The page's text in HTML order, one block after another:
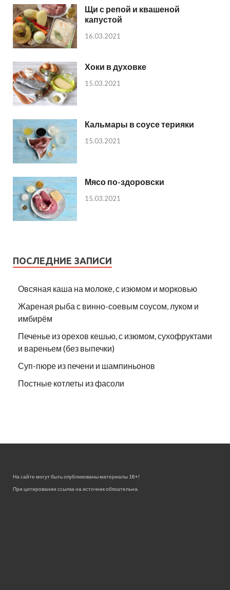
Щи с репой и квашеной
капустой
16.03.2021
Хоки в духовке
15.03.2021
Кальмары в соусе терияки
15.03.2021
Мясо по-здоровски
15.03.2021
ПОСЛЕДНИЕ ЗАПИСИ
Овсяная каша на молоке, с изюмом и морковью
Жареная рыба с винно-соевым соусом, луком и
имбирём
Печенье из орехов кешью, с изюмом, сухофруктами
и вареньем (без выпечки)
Суп-пюре из печени и шампиньонов
Постные котлеты из фасоли
На сайте могут быть опубликованы материалы 18+!
При цитировании ссылка на источник обязательна.